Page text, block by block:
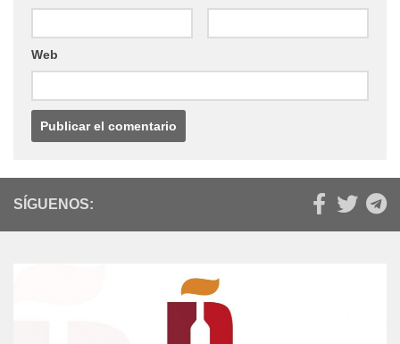
Web
SÍGUENOS: